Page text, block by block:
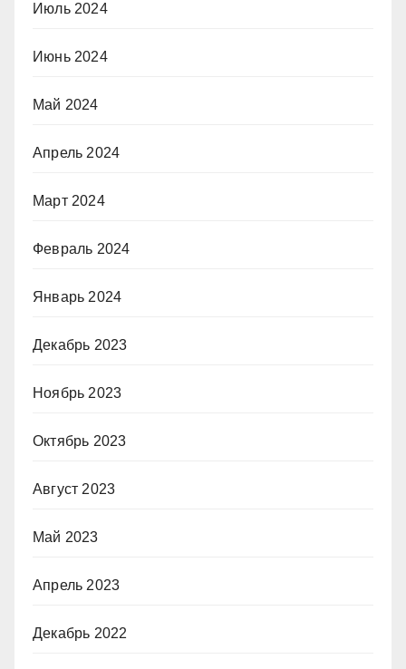
Июль 2024
Июнь 2024
Май 2024
Апрель 2024
Март 2024
Февраль 2024
Январь 2024
Декабрь 2023
Ноябрь 2023
Октябрь 2023
Август 2023
Май 2023
Апрель 2023
Декабрь 2022